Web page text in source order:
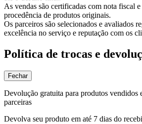
As vendas são certificadas com nota fiscal
procedência de produtos originais.
Os parceiros são selecionados e avaliados
excelência no serviço e reputação com os
Política de trocas e
Fechar
Devolução gratuita para produtos vendidos
parceiras
Devolva seu produto em até 7 dias do